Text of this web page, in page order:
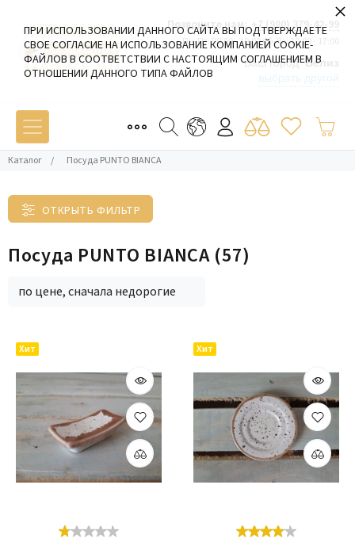
Позвоните нам: +7 (980) 379-42-99
Пн-Пт: 09:00 - 19:00 Сб-Вс: 10:00 - 17:00
Ваш город:Белиз
Каталог / Посуда PUNTO BIANCA
ОТКРЫТЬ ФИЛЬТР
Посуда PUNTO BIANCA (57)
по цене, сначала недорогие
Хит Хит
ПРИ ИСПОЛЬЗОВАНИИ ДАННОГО САЙТА ВЫ ПОДТВЕРЖДАЕТЕ
СВОЕ СОГЛАСИЕ НА ИСПОЛЬЗОВАНИЕ КОМПАНИЕЙ COOKIE-
ФАЙЛОВ В СООТВЕТСТВИИ С НАСТОЯЩИМ СОГЛАШЕНИЕМ В
ОТНОШЕНИИ ДАННОГО ТИПА ФАЙЛОВ
×